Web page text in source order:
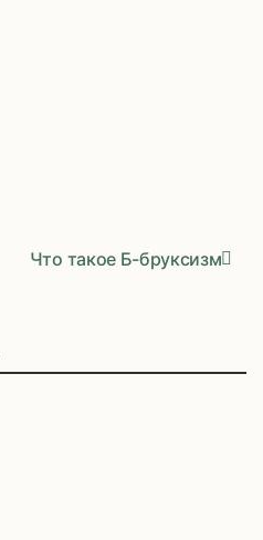
Что такое Б-бруксизм